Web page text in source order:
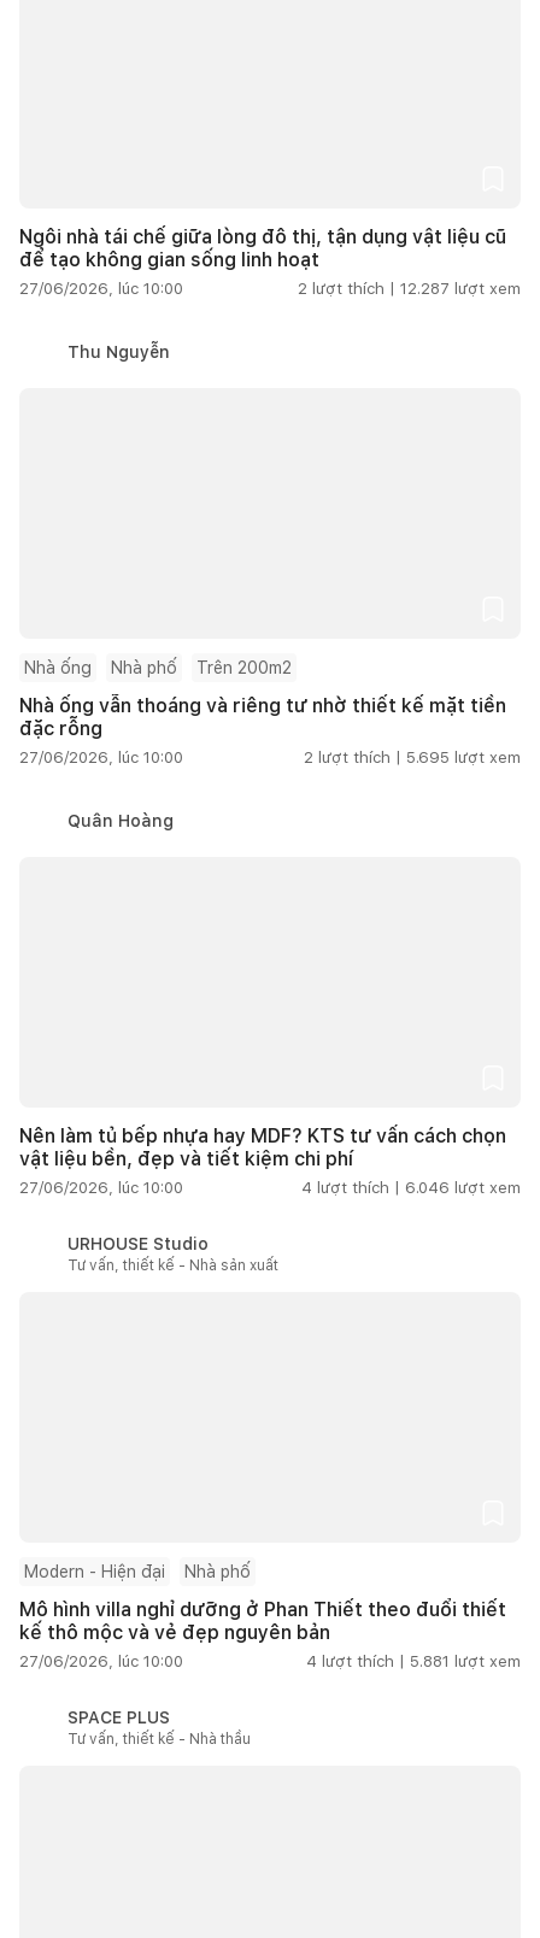
Ngôi nhà tái chế giữa lòng đô thị, tận dụng vật liệu cũ
để tạo không gian sống linh hoạt
27/06/2026, lúc 10:00 2 lượt thích | 12.287 lượt xem
Thu Nguyễn
Nhà ống Nhà phố Trên 200m2
Nhà ống vẫn thoáng và riêng tư nhờ thiết kế mặt tiền
đặc rỗng
27/06/2026, lúc 10:00 2 lượt thích | 5.695 lượt xem
Quân Hoàng
Nên làm tủ bếp nhựa hay MDF? KTS tư vấn cách chọn
vật liệu bền, đẹp và tiết kiệm chi phí
27/06/2026, lúc 10:00 4 lượt thích | 6.046 lượt xem
URHOUSE Studio
Tư vấn, thiết kế - Nhà sản xuất
Modern - Hiện đại Nhà phố
Mô hình villa nghỉ dưỡng ở Phan Thiết theo đuổi thiết
kế thô mộc và vẻ đẹp nguyên bản
27/06/2026, lúc 10:00 4 lượt thích | 5.881 lượt xem
SPACE PLUS
Tư vấn, thiết kế - Nhà thầu